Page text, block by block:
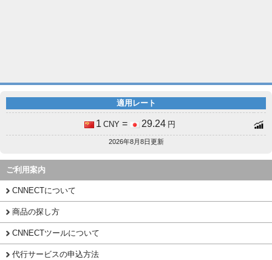
適用レート
1 CNY = 29.24 円
2026年8月8日更新
ご利用案内
CNNECTについて
商品の探し方
CNNECTツールについて
代行サービスの申込方法